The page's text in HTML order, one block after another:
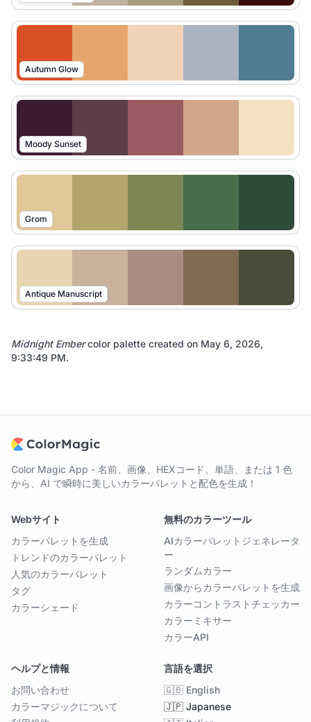
Autumn Glow
Moody Sunset
Grom
Antique Manuscript
Midnight Embercolor palette created on May 6, 2026,
9:33:49 PM.
Color Magic App - 名前、画像、HEXコード、単語、または 1 色
から、AI で瞬時に美しいカラーパレットと配色を生成！
Webサイト
カラーパレットを生成
トレンドのカラーパレット
人気のカラーパレット
タグ
カラーシェード
無料のカラーツール
AIカラーパレットジェネレータ
ー
ランダムカラー
画像からカラーパレットを生成
カラーコントラストチェッカー
カラーミキサー
カラーAPI
ヘルプと情報
お問い合わせ
カラーマジックについて
言語を選択
🇬🇧 English
🇯🇵 Japanese